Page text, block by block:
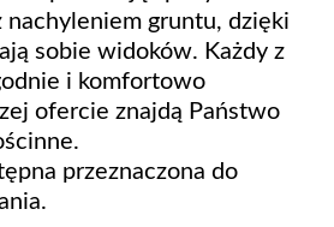
nachyleniem gruntu, dzięki
sobie widoków. Każdy z
i komfortowo
ofercie znajdą Państwo
przeznaczona do